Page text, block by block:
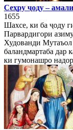
Сеҳру ҷоду –
1655
Шахсе, ки ба ҷоду
Парвардигори
Худованди Мутаъол
баландмартаба дар
ки гумонашро